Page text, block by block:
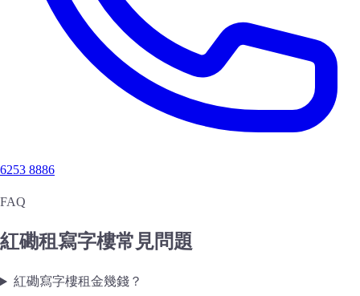
6253 8886
FAQ
紅磡租寫字樓常見問題
紅磡寫字樓租金幾錢？